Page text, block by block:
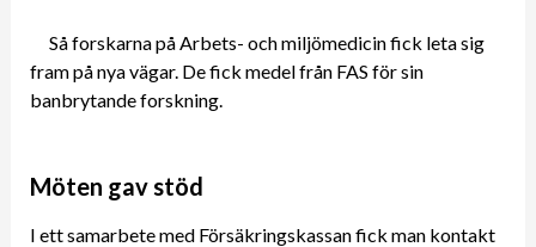
Så forskarna på Arbets- och miljömedicin fick leta sig
fram på nya vägar. De fick medel från FAS för sin
banbrytande forskning.
Möten gav stöd
I ett samarbete med Försäkringskassan fick man kontakt